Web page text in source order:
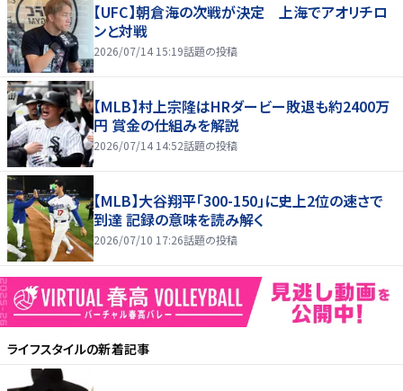
【UFC】朝倉海の次戦が決定 上海でアオリチロ
ンと対戦
2026/07/14 15:19話題の投稿
【MLB】村上宗隆はHRダービー敗退も約2400万
円 賞金の仕組みを解説
2026/07/14 14:52話題の投稿
【MLB】大谷翔平「300-150」に史上2位の速さで
到達 記録の意味を読み解く
2026/07/10 17:26話題の投稿
ライフスタイルの新着記事